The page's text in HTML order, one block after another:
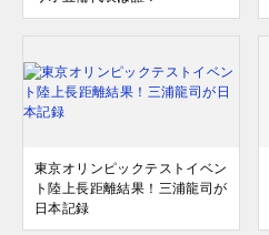
東京オリンピックテストイベン
ト陸上長距離結果！三浦龍司が
日本記録